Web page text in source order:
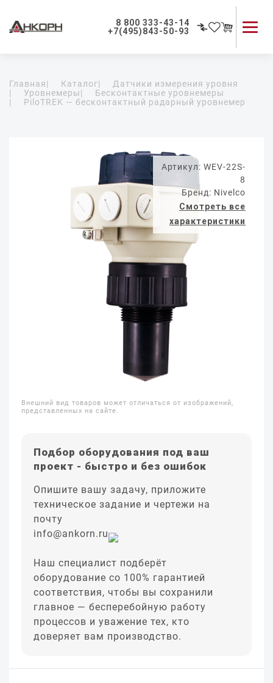
8 800 333-43-14
+7(495)843-50-93
Применение приборов
Как мы работаем
Главная| Каталог|
Датчики измерения уровня
|
Уровнемеры|
Бесконтактные уровнемеры
|
PiloTREK — бесконтактный радарный уровнемер
Артикул: WEV-22S-
8
Бренд: Nivelco
Смотреть все
характеристики
Внешний вид товаров может отличаться от изображений,
представленных на сайте.
Подбор оборудования под ваш
проект - быстро и без ошибок
Опишите вашу задачу, приложите
техническое задание и чертежи на
почту
info@ankorn.ru
Наш специалист подберёт
оборудование со 100% гарантией
соответствия, чтобы вы сохранили
главное — бесперебойную работу
процессов и уважение тех, кто
доверяет вам производство.